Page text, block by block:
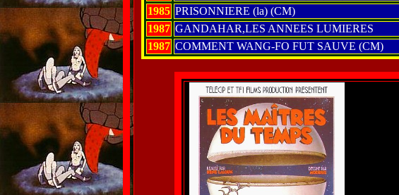
1985 PRISONNIERE (la) (CM)
1987 GANDAHAR,LES ANNEES LUMIERES
1987 COMMENT WANG-FO FUT SAUVE (CM)